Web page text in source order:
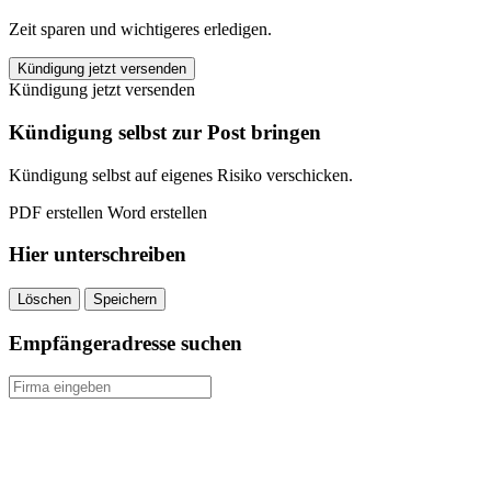
Zeit sparen und wichtigeres erledigen.
ERGO
Wohngebäudeversicherung
kündigen
quantity
Kündigung jetzt versenden
Kündigung jetzt versenden
Kündigung selbst zur Post bringen
Kündigung selbst auf eigenes Risiko verschicken.
PDF erstellen Word erstellen
Hier unterschreiben
Löschen Speichern
Empfängeradresse suchen